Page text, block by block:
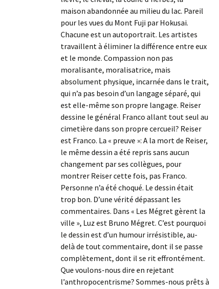
maison abandonnée au milieu du lac. Pareil
pour les vues du Mont Fuji par Hokusai.
Chacune est un autoportrait. Les artistes
travaillent à éliminer la différence entre eux
et le monde. Compassion non pas
moralisante, moralisatrice, mais
absolument physique, incarnée dans le trait,
qui n’a pas besoin d’un langage séparé, qui
est elle-même son propre langage. Reiser
dessine le général Franco allant tout seul au
cimetière dans son propre cercueil? Reiser
est Franco. La « preuve »: A la mort de Reiser,
le même dessin a été repris sans aucun
changement par ses collègues, pour
montrer Reiser cette fois, pas Franco.
Personne n’a été choqué. Le dessin était
trop bon. D’une vérité dépassant les
commentaires. Dans « Les Mégret gèrent la
ville », Luz est Bruno Mégret. C’est pourquoi
le dessin est d’un humour irrésistible, au-
delà de tout commentaire, dont il se passe
complètement, dont il se rit effrontément.
Que voulons-nous dire en rejetant
l’anthropocentrisme? Sommes-nous prêts à